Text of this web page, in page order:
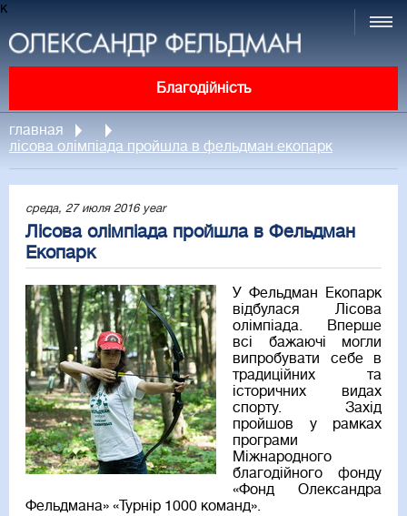
к
Благодійність
главная
лісова олімпіада пройшла в фельдман екопарк
среда, 27 июля 2016 year
Лісова олімпіада пройшла в Фельдман
Екопарк
У Фельдман Екопарк
відбулася Лісова
олімпіада. Вперше
всі бажаючі могли
випробувати себе в
традиційних та
історичних видах
спорту. Захід
пройшов у рамках
програми
Міжнародного
благодійного фонду
«Фонд Олександра
Фельдмана» «Турнір 1000 команд».